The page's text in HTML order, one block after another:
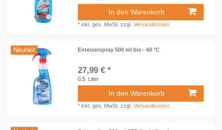
In den Warenkorb
*inkl. ges. MwSt. zzgl.Versandkosten
Neuheit Enteiserspray 500 ml bis - 60 °C
27,99 € *
0.5 Liter
In den Warenkorb
*inkl. ges. MwSt. zzgl.Versandkosten